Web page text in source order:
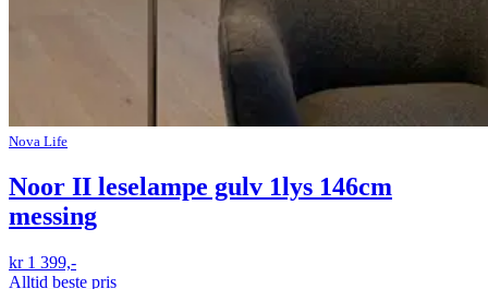
Nova Life
Noor II leselampe gulv 1lys 146cm
messing
kr 1 399,-
Alltid beste pris